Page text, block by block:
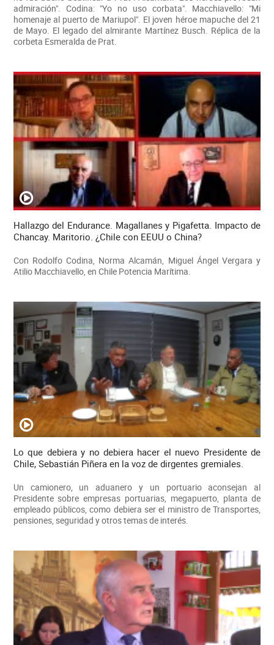
admiración". Codina: "Yo no uso corbata". Macchiavello: "Mi
homenaje al puerto de Mariupol". El joven héroe mapuche del 21
de Mayo. El legado del almirante Martínez Busch. Réplica de la
corbeta Esmeralda de Prat.
Hallazgo del Endurance. Magallanes y Pigafetta. Impacto de
Chancay. Maritorio. ¿Chile con EEUU o China?
Con Rodolfo Codina, Norma Alcamán, Miguel Ángel Vergara y
Atilio Macchiavello, en Chile Potencia Marítima.
Lo que debiera y no debiera hacer el nuevo Presidente de
Chile, Sebastián Piñera en la voz de dirgentes gremiales.
Un camionero, un aduanero y un portuario aconsejan al
Presidente sobre empresas portuarias, megapuerto, planta de
empleado públicos, como debiera ser el ministro de Transportes,
pensiones, seguridad y otros temas de interés.